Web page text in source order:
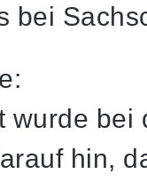
bei
wurde bei
hin,